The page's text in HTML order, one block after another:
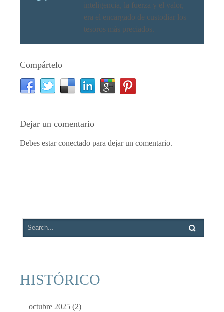
inteligencia, la fuerza y el valor,
era el encargado de custodiar los
tesoros más preciados.
Compártelo
Dejar un comentario
Debes estar conectado para dejar un comentario.
HISTÓRICO
octubre 2025 (2)